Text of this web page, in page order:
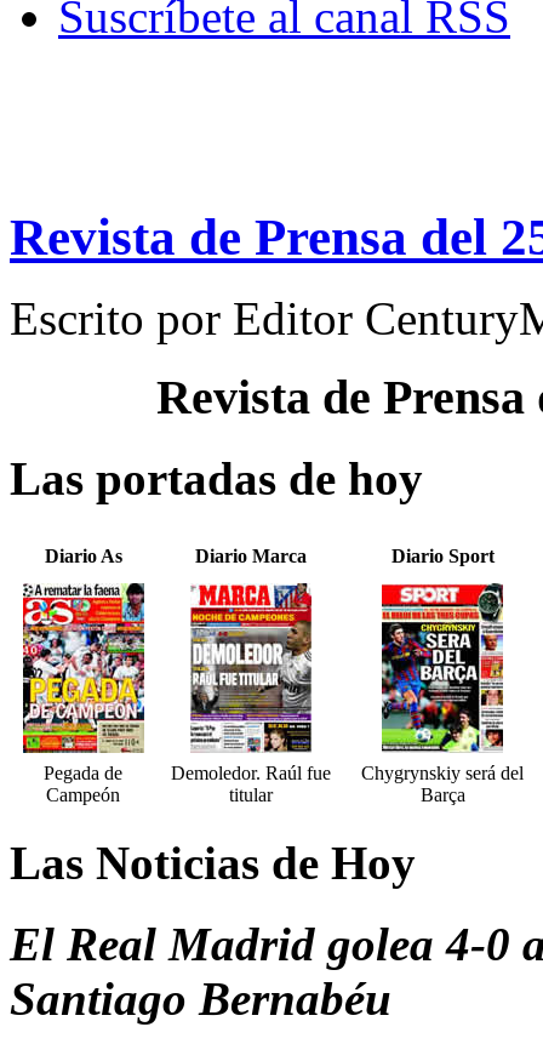
Suscríbete al canal RSS
Revista de Prensa del
Escrito por Editor
Revista de
Las portadas de hoy
Diario As Diario Marca Diario Sport
Pegada de
Campeón
Demoledor. Raúl fue
titular
Chygrynskiy será del
Barça
Las Noticias de Hoy
El Real Madrid golea 4-0
Santiago Bernabéu